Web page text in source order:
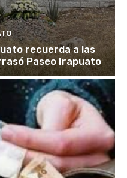
recuerda a las
Paseo Irapuato